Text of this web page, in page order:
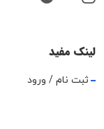
لینک مفید
ثبت نام / ورود